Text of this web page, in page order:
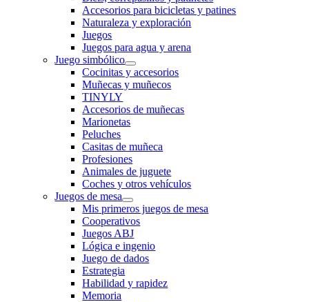
Accesorios para bicicletas y patines
Naturaleza y exploración
Juegos
Juegos para agua y arena
Juego simbólico
Cocinitas y accesorios
Muñecas y muñecos
TINYLY
Accesorios de muñecas
Marionetas
Peluches
Casitas de muñeca
Profesiones
Animales de juguete
Coches y otros vehículos
Juegos de mesa
Mis primeros juegos de mesa
Cooperativos
Juegos ABJ
Lógica e ingenio
Juego de dados
Estrategia
Habilidad y rapidez
Memoria